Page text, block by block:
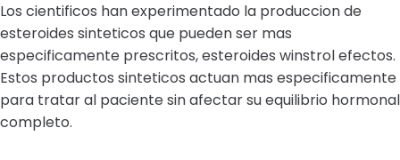
Los cientificos han experimentado la produccion de
esteroides sinteticos que pueden ser mas
especificamente prescritos, esteroides winstrol efectos.
Estos productos sinteticos actuan mas especificamente
para tratar al paciente sin afectar su equilibrio hormonal
completo.